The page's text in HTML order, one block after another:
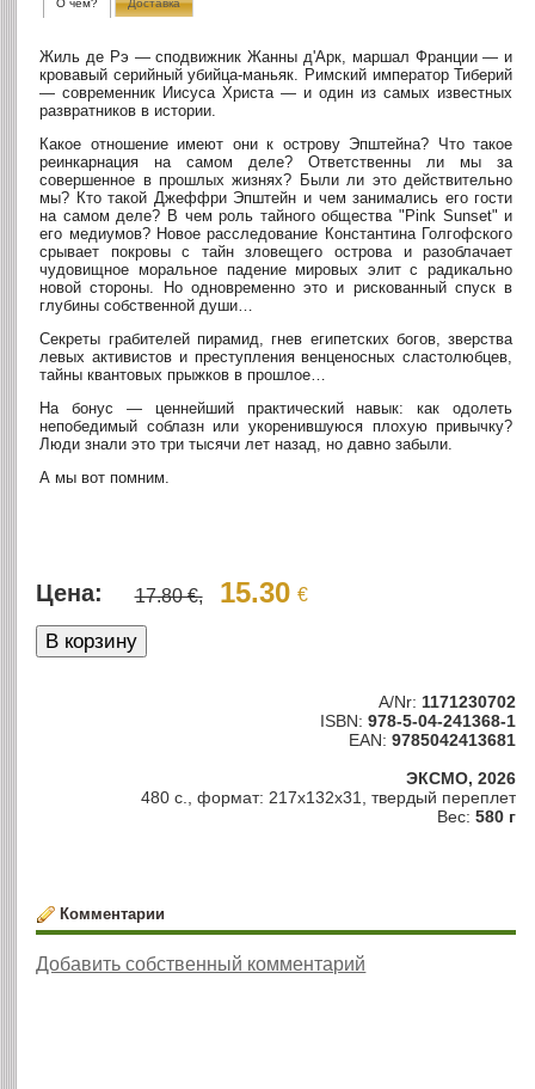
О чем? Доставка
Жиль де Рэ — сподвижник Жанны д'Арк, маршал Франции — и
кровавый серийный убийца-маньяк. Римский император Тиберий
— современник Иисуса Христа — и один из самых известных
развратников в истории.
Какое отношение имеют они к острову Эпштейна? Что такое
реинкарнация на самом деле? Ответственны ли мы за
совершенное в прошлых жизнях? Были ли это действительно
мы? Кто такой Джеффри Эпштейн и чем занимались его гости
на самом деле? В чем роль тайного общества "Pink Sunset" и
его медиумов? Новое расследование Константина Голгофского
срывает покровы с тайн зловещего острова и разоблачает
чудовищное моральное падение мировых элит с радикально
новой стороны. Но одновременно это и рискованный спуск в
глубины собственной души…
Секреты грабителей пирамид, гнев египетских богов, зверства
левых активистов и преступления венценосных сластолюбцев,
тайны квантовых прыжков в прошлое…
На бонус — ценнейший практический навык: как одолеть
непобедимый соблазн или укоренившуюся плохую привычку?
Люди знали это три тысячи лет назад, но давно забыли.
А мы вот помним.
Цена: 17.80 €, 15.30 €
A/Nr: 1171230702
ISBN: 978-5-04-241368-1
EAN: 9785042413681
ЭКСМО, 2026
480 с., формат: 217x132x31, твердый переплет
Вес: 580 г
Комментарии
Добавить собственный комментарий